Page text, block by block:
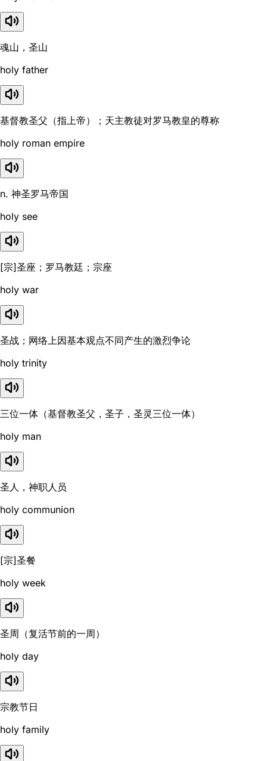
魂山，圣山
holy father
基督教圣父（指上帝）；天主教徒对罗马教皇的尊称
holy roman empire
n. 神圣罗马帝国
holy see
[宗]圣座；罗马教廷；宗座
holy war
圣战；网络上因基本观点不同产生的激烈争论
holy trinity
三位一体（基督教圣父，圣子，圣灵三位一体）
holy man
圣人，神职人员
holy communion
[宗]圣餐
holy week
圣周（复活节前的一周）
holy day
宗教节日
holy family